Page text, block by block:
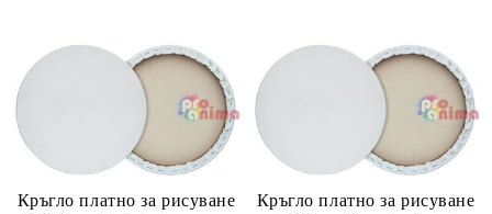
Кръгло платно за рисуване
Кръгло платно за рисуване